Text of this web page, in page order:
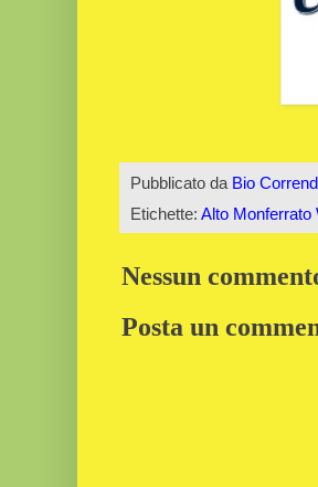
Pubblicato da Bio
Etichette: Alto Monferrato
Nessun
Posta un